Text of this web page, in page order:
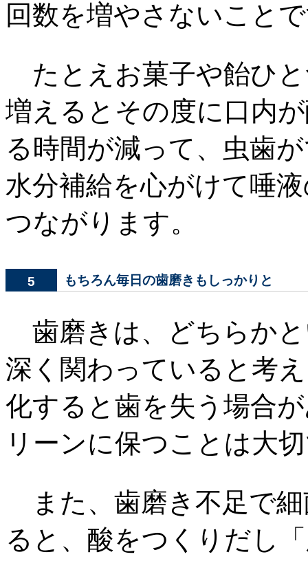
回数を増やさないこと
たとえお菓子や飴ひ
増えるとその度に口内
る時間が減って、虫歯
水分補給を心がけて唾
つながります。
5 もちろん毎日の歯磨きもしっかりと
歯磨きは、どちらか
深く関わっていると考
化すると歯を失う場合
リーンに保つことは大
また、歯磨き不足で
ると、酸をつくりだし